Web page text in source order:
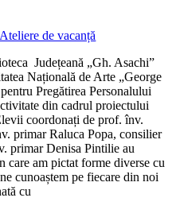
de vacanță
Județeană „Gh. Asachi”
Națională de Arte „George
Pregătirea Personalului
din cadrul proiectului
coordonați de prof. înv.
primar Raluca Popa, consilier
primar Denisa Pintilie au
care am pictat forme diverse cu
cunoaștem pe fiecare din noi
cu